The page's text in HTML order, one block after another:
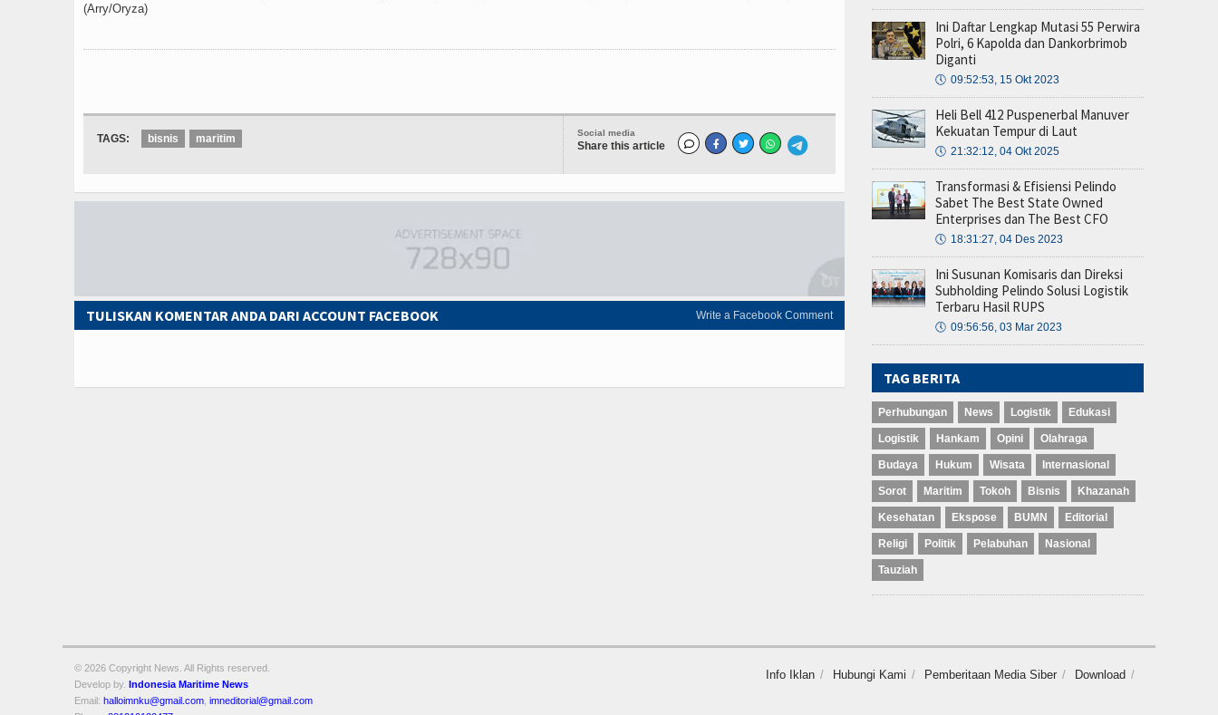
(Arry/Oryza)
Social media
Share this article
TAGS: bisnis maritim
Write a Facebook Comment
TULISKAN KOMENTAR ANDA DARI ACCOUNT FACEBOOK
Ini Daftar Lengkap Mutasi 55 Perwira
Polri, 6 Kapolda dan Dankorbrimob
Diganti
🕔 09:52:53, 15 Okt 2023
Heli Bell 412 Puspenerbal Manuver
Kekuatan Tempur di Laut
🕔 21:32:12, 04 Okt 2025
Transformasi & Efisiensi Pelindo
Sabet The Best State Owned
Enterprises dan The Best CFO
🕔 18:31:27, 04 Des 2023
Ini Susunan Komisaris dan Direksi
Subholding Pelindo Solusi Logistik
Terbaru Hasil RUPS
🕔 09:56:56, 03 Mar 2023
TAG BERITA
Perhubungan News Logistik Edukasi
Logistik Hankam Opini Olahraga
Budaya Hukum Wisata Internasional
Sorot Maritim Tokoh Bisnis Khazanah
Kesehatan Ekspose BUMN Editorial
Religi Politik Pelabuhan Nasional
Tauziah
Info Iklan Hubungi Kami Pemberitaan Media Siber Download
© 2026 Copyright News. All Rights reserved.
Develop by.
Indonesia Maritime News
Email: halloimnku@gmail.com imneditorial@gmail.com